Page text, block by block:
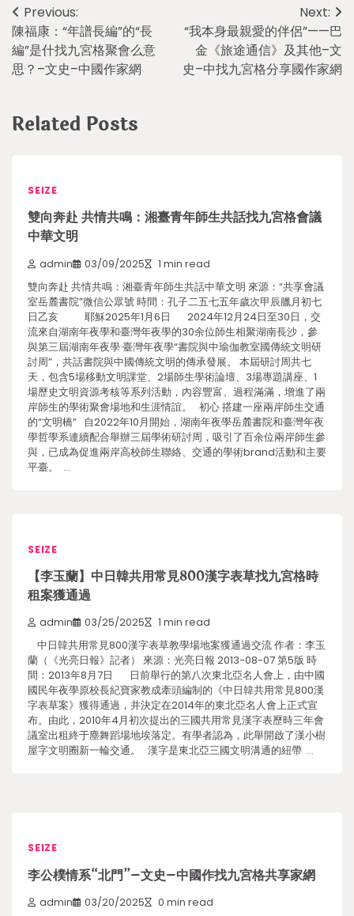
Post
navigation
Previous:
陳福康：“年譜長編”的“長
編”是什找九宮格聚會么意
思？–文史–中國作家網
Next:
“我本身最親愛的伴侶”——巴
金《旅途通信》及其他–文
史–中找九宮格分享國作家網
Related Posts
SEIZE
雙向奔赴 共情共鳴：湘臺青年師生共話找九宮格會議
中華文明
admin 03/09/2025 1 min read
雙向奔赴 共情共鳴：湘臺青年師生共話中華文明 來源：“共享會議
室岳麓書院”微信公眾號 時間：孔子二五七五年歲次甲辰臘月初七
日乙亥 耶穌2025年1月6日 2024年12月24日至30日，交
流來自湖南年夜學和臺灣年夜學的30余位師生相聚湖南長沙，參
與第三屆湖南年夜學·臺灣年夜學“書院與中瑜伽教室國傳統文明研
討周”，共話書院與中國傳統文明的傳承發展。 本屆研討周共七
天，包含5場移動文明課堂、2場師生學術論壇、3場專題講座、1
場歷史文明資源考核等系列活動，內容豐富、過程滿滿，增進了兩
岸師生的學術聚會場地和生涯情誼。 初心 搭建一座兩岸師生交通
的“文明橋” 自2022年10月開始，湖南年夜學岳麓書院和臺灣年夜
學哲學系連續配合舉辦三屆學術研討周，吸引了百余位兩岸師生參
與，已成為促進兩岸高校師生聯絡、交通的學術brand活動和主要
平臺。 …
SEIZE
【李玉蘭】中日韓共用常見800漢字表草找九宮格時
租案獲通過
admin 03/25/2025 1 min read
中日韓共用常見800漢字表草教學場地案獲通過交流 作者：李玉
蘭（《光亮日報》記者） 來源：光亮日報 2013-08-07 第5版 時
間：2013年8月7日 日前舉行的第八次東北亞名人會上，由中國
國民年夜學原校長紀寶家教成牽頭編制的《中日韓共用常見800漢
字表草案》獲得通過，并決定在2014年的東北亞名人會上正式宣
布。由此，2010年4月初次提出的三國共用常見漢字表歷時三年會
議室出租終于塵舞蹈場地埃落定。有學者認為，此舉開啟了漢小樹
屋字文明圈新一輪交通。 漢字是東北亞三國文明溝通的紐帶 …
SEIZE
李公樸情系“北門”–文史–中國作找九宮格共享家網
admin 03/20/2025 0 min read